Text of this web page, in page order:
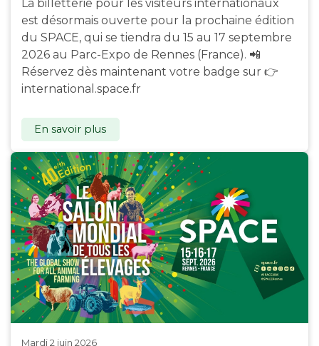
La billetterie pour les visiteurs internationaux
est désormais ouverte pour la prochaine édition
du SPACE, qui se tiendra du 15 au 17 septembre
2026 au Parc-Expo de Rennes (France). 📲
Réservez dès maintenant votre badge sur 👉
international.space.fr
En savoir plus
mardi 2 juin 2026